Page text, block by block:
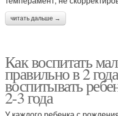
читать дальше →
Как воспитать
правильно в 2
воспитывать
2-3 года